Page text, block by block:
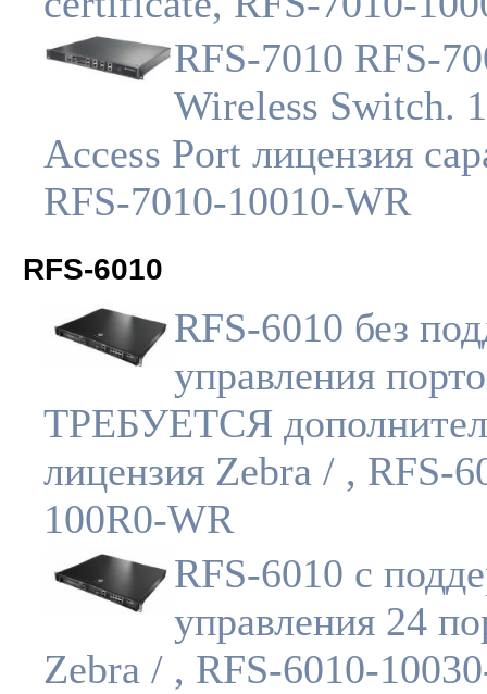
RFS-7010 RFS-
Wireless Switch.
Access Port лицензия
RFS-7010-10010-WR
RFS-6010
RFS-6010 без
управления
ТРЕБУЕТСЯ
лицензия Zebra / , RFS-
100R0-WR
RFS-6010 с
управления 24
Zebra / , RFS-6010-